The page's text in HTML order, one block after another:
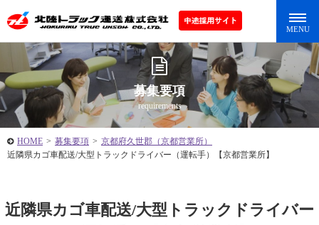
募集要項
requirements
HOME > 募集要項 > 京都府久世郡（京都営業所）
近隣県カゴ車配送/大型トラックドライバー（運転手）【京都営業所】
近隣県カゴ車配送/大型トラックドライバー